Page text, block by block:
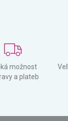
možnost
a plateb